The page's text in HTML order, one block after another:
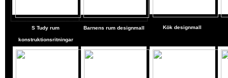
S Tudy rum
konstruktionsritningar
Barnens rum designmall Kök designmall